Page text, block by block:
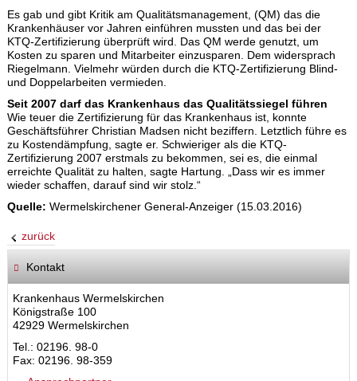
Es gab und gibt Kritik am Qualitätsmanagement, (QM) das die
Krankenhäuser vor Jahren einführen mussten und das bei der
KTQ-Zertifizierung überprüft wird. Das QM werde genutzt, um
Kosten zu sparen und Mitarbeiter einzusparen. Dem widersprach
Riegelmann. Vielmehr würden durch die KTQ-Zertifizierung Blind-
und Doppelarbeiten vermieden.
Seit 2007 darf das Krankenhaus das Qualitätssiegel führen
Wie teuer die Zertifizierung für das Krankenhaus ist, konnte
Geschäftsführer Christian Madsen nicht beziffern. Letztlich führe es
zu Kostendämpfung, sagte er. Schwieriger als die KTQ-
Zertifizierung 2007 erstmals zu bekommen, sei es, die einmal
erreichte Qualität zu halten, sagte Hartung. „Dass wir es immer
wieder schaffen, darauf sind wir stolz.“
Quelle: Wermelskirchener General-Anzeiger (15.03.2016)
zurück
Kontakt
Krankenhaus Wermelskirchen
Königstraße 100
42929 Wermelskirchen
Tel.: 02196. 98-0
Fax: 02196. 98-359